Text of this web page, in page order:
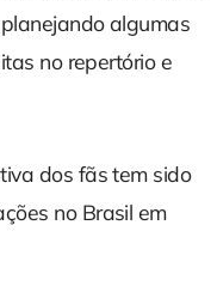
algumas
no repertório e
dos fãs tem sido
no Brasil em